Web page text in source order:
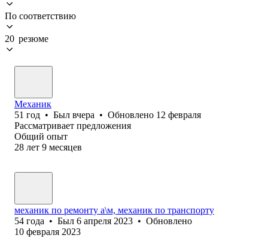
По соответствию
20 резюме
Механик
51 год • Был вчера • Обновлено 12 февраля
Рассматривает предложения
Общий опыт
28 лет 9 месяцев
механик по ремонту а\м, механик по транспорту
54 года • Был 6 апреля 2023 • Обновлено
10 февраля 2023